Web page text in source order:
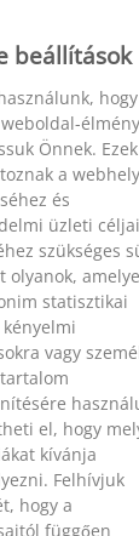
beállítások
Önnek. Ezek
a webhely
és
üzleti
szükséges
olyanok,
statisztikai
vagy
el, hogy
kívánja
Felhívjuk
hogy a
függően
től 7,0 m³ -ig
napi